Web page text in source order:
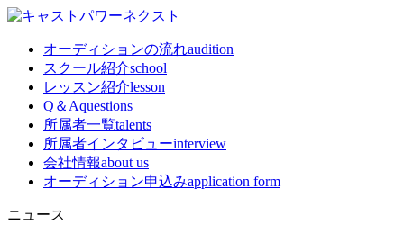
オーディションの流れaudition
スクール紹介school
レッスン紹介lesson
Q＆Aquestions
所属者一覧talents
所属者インタビューinterview
会社情報about us
オーディション申込みapplication form
ニュース